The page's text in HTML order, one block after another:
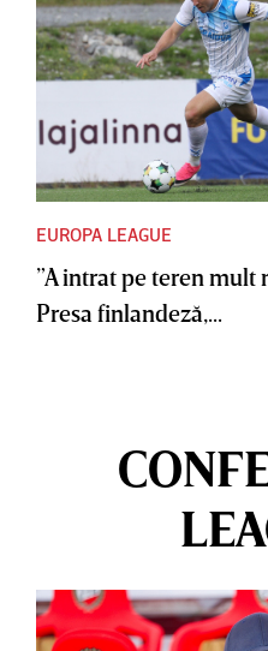
EUROPA LEAGUE
”A intrat pe teren mult
Presa finlandeză,...